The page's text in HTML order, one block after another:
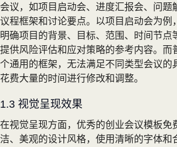
会议，如项目启动会、进度汇报会、问题
议程框架和讨论要点。以项目启动会为例
明确项目的背景、目标、范围、时间节点
提供风险评估和应对策略的参考内容。而
个通用的框架，无法满足不同类型会议的
花费大量的时间进行修改和调整。
1.3 视觉呈现效果
在视觉呈现方面，优秀的创业会议模板免
洁、美观的设计风格，使用清晰的字体和